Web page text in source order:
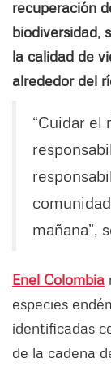
recuperación
biodiversidad,
la calidad de
alrededor del
“Cuidar el
mañana”,
Enel Colombia
especies
identificadas
de la cadena